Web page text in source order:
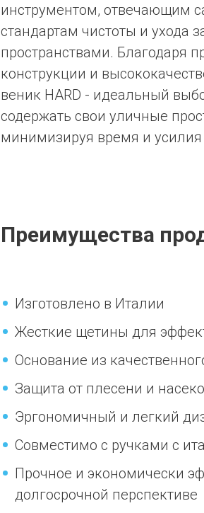
инструментом, отвечающим
стандартам чистоты и ухода
пространствами. Благодаря
конструкции и
веник HARD - идеальный
содержать свои уличные
Преимущества
Изготовлено в Италии
Жесткие щетины для
Основание из
Защита от плесени и
Эргономичный и легкий
Совместимо с ручками с
Прочное и экономически
долгосрочной перспективе